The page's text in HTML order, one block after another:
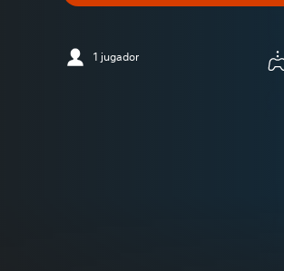
1 jugador